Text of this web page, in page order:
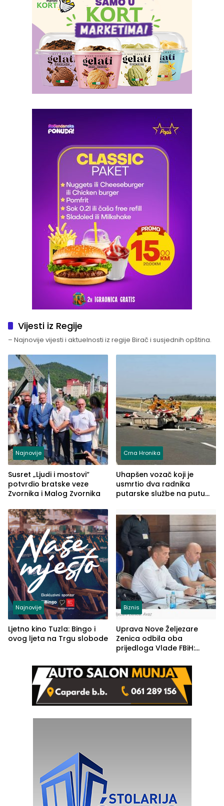
Vijesti iz Regije
– Najnovije vijesti i aktuelnosti iz regije Birač i susjednih opština.
Najnovije
Susret „Ljudi i mostovi“
potvrdio bratske veze
Zvornika i Malog Zvornika
Crna Hronika
Uhapšen vozač koji je
usmrtio dva radnika
putarske službe na putu
(FOTO)
Najnovije
Ljetno kino Tuzla: Bingo i
ovog ljeta na Trgu slobode
Biznis
Uprava Nove Željezare
Zenica odbila oba
prijedloga Vlade FBiH:
rješenje